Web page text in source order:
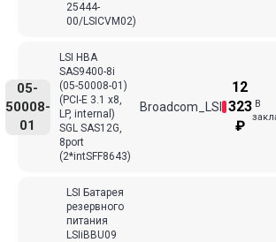
25444-
00/LSICVM02)
LSI HBA
SAS9400-8i
(05-50008-01)
(PCI-E 3.1 x8,
LP, internal)
SGL SAS12G,
8port
(2*intSFF8643)
Broadcom_LSI
05-
50008-
01
12
323
₽
В
LSI Батарея
резервного
питания
LSIiBBU09